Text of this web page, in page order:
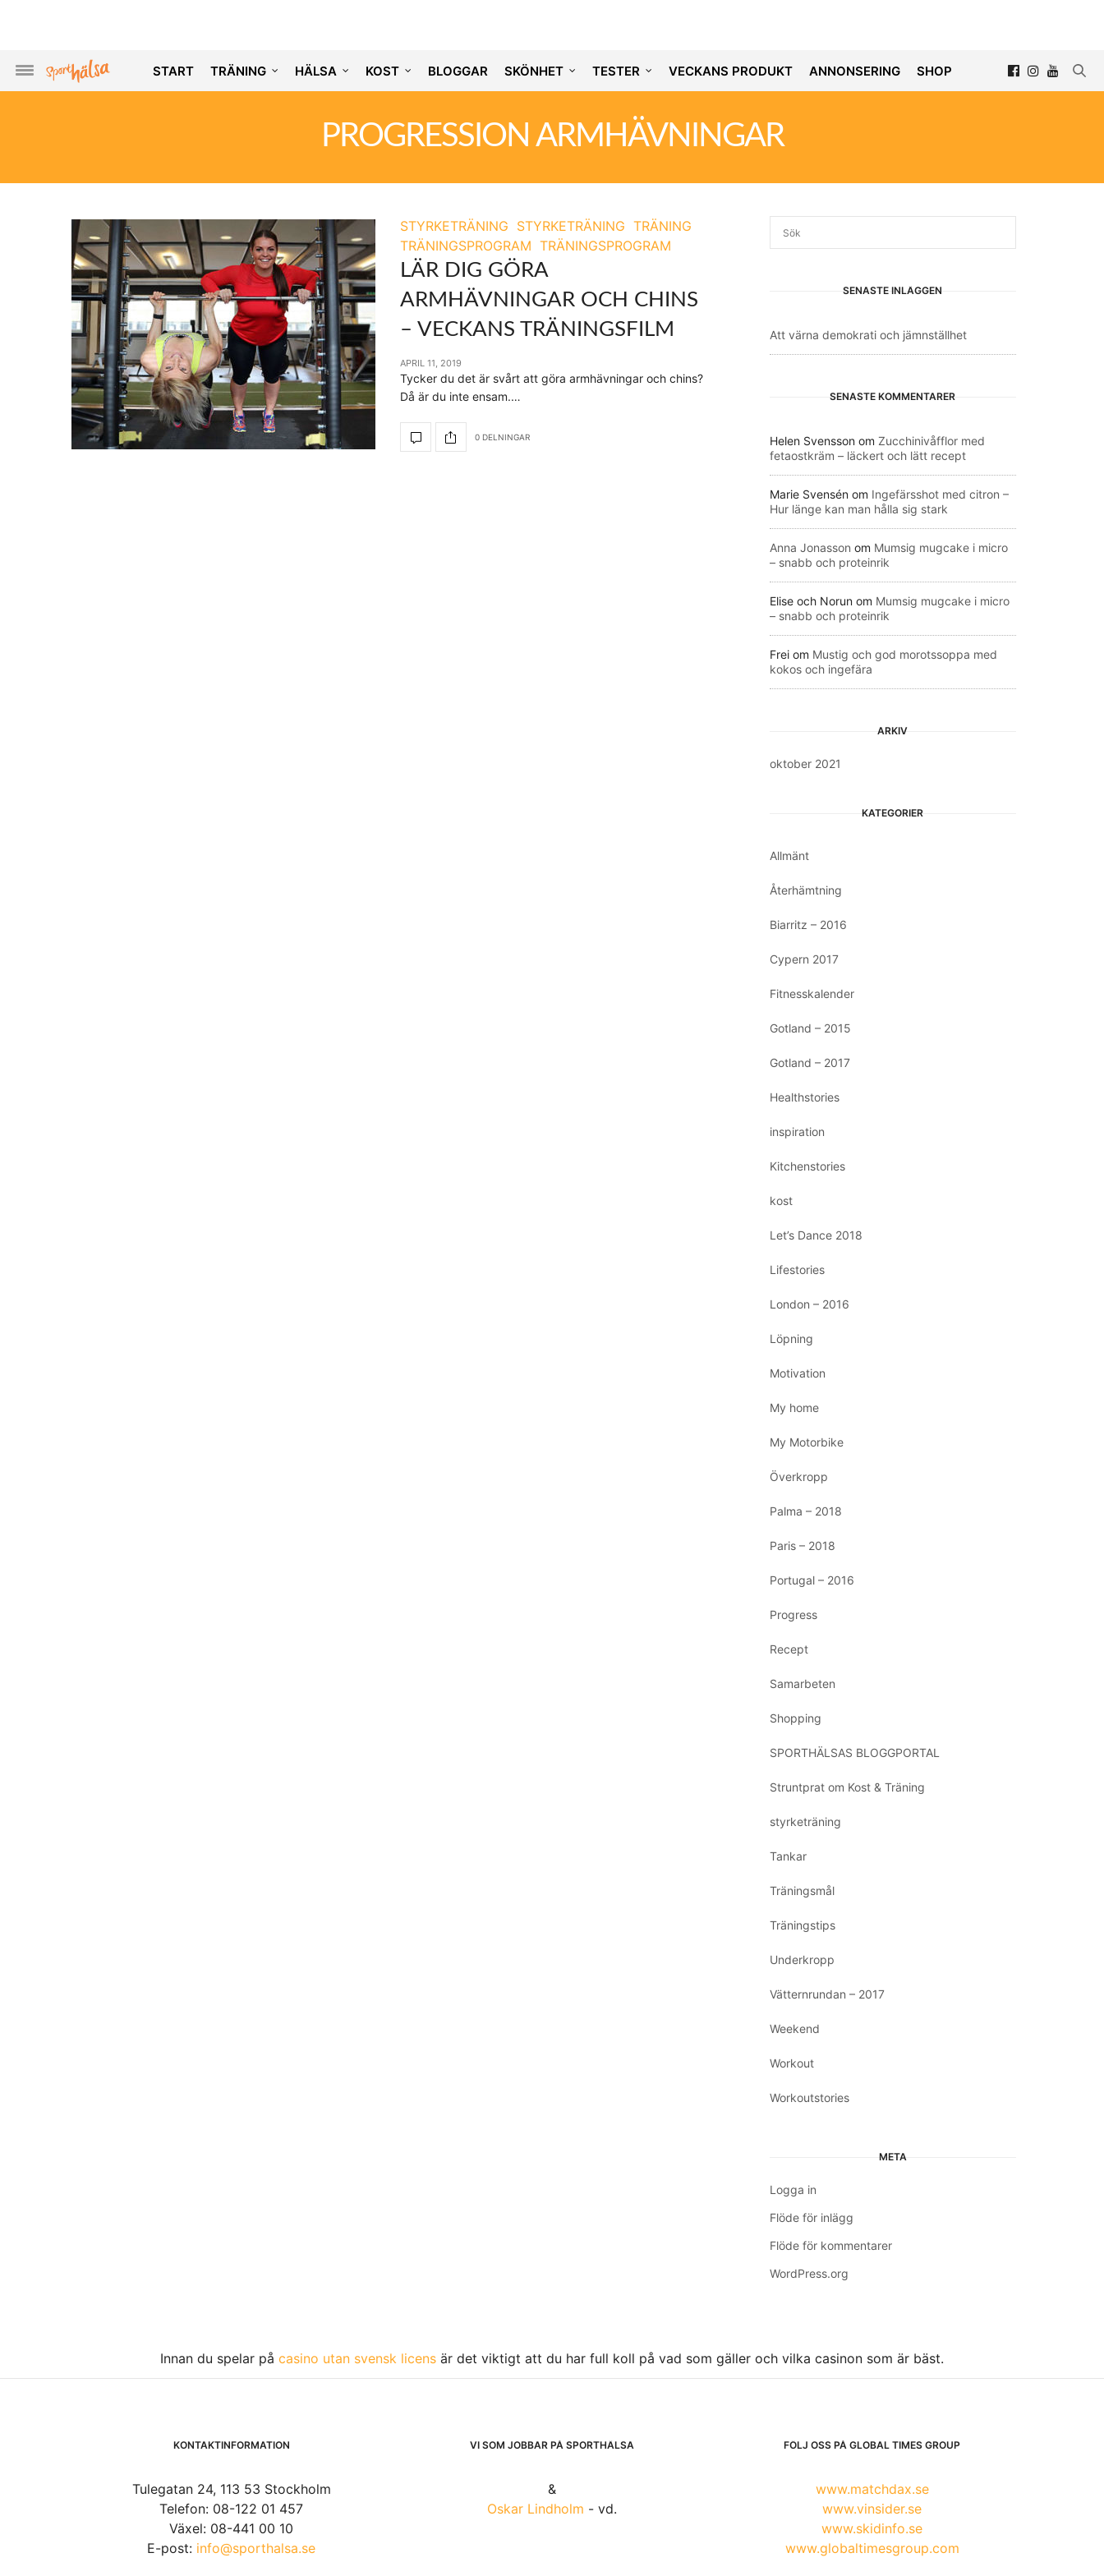
START TRÄNING HÄLSA KOST BLOGGAR SKÖNHET TESTER VECKANS PRODUKT ANNONSERING SHOP
PROGRESSION ARMHÄVNINGAR
STYRKETRÄNING STYRKETRÄNING TRÄNING
TRÄNINGSPROGRAM TRÄNINGSPROGRAM
LÄR DIG GÖRA
ARMHÄVNINGAR OCH CHINS
– VECKANS TRÄNINGSFILM
APRIL 11, 2019
Tycker du det är svårt att göra armhävningar och chins?
Då är du inte ensam.…
0 DELNINGAR
SENASTE INLÄGGEN
Att värna demokrati och jämnställhet
SENASTE KOMMENTARER
Helen Svensson om Zucchinivåfflor med
fetaostkräm – läckert och lätt recept
Marie Svensén om Ingefärsshot med citron –
Hur länge kan man hålla sig stark
Anna Jonasson om Mumsig mugcake i micro
– snabb och proteinrik
Elise och Norun om Mumsig mugcake i micro
– snabb och proteinrik
Frei om Mustig och god morotssoppa med
kokos och ingefära
ARKIV
oktober 2021
KATEGORIER
Allmänt
Återhämtning
Biarritz – 2016
Cypern 2017
Fitnesskalender
Gotland – 2015
Gotland – 2017
Healthstories
inspiration
Kitchenstories
kost
Let’s Dance 2018
Lifestories
London – 2016
Löpning
Motivation
My home
My Motorbike
Överkropp
Palma – 2018
Paris – 2018
Portugal – 2016
Progress
Recept
Samarbeten
Shopping
SPORTHÄLSAS BLOGGPORTAL
Struntprat om Kost & Träning
styrketräning
Tankar
Träningsmål
Träningstips
Underkropp
Vätternrundan – 2017
Weekend
Workout
Workoutstories
META
Logga in
Flöde för inlägg
Flöde för kommentarer
WordPress.org
Innan du spelar på casino utan svensk licens är det viktigt att du har full koll på vad som gäller och vilka casinon som är bäst.
KONTAKTINFORMATION
Tulegatan 24, 113 53 Stockholm
Telefon: 08-122 01 457
Växel: 08-441 00 10
E-post: info@sporthalsa.se
VI SOM JOBBAR PÅ SPORTHÄLSA
&
Oskar Lindholm - vd.
FÖLJ OSS PÅ GLOBAL TIMES GROUP
www.matchdax.se
www.vinsider.se
www.skidinfo.se
www.globaltimesgroup.com